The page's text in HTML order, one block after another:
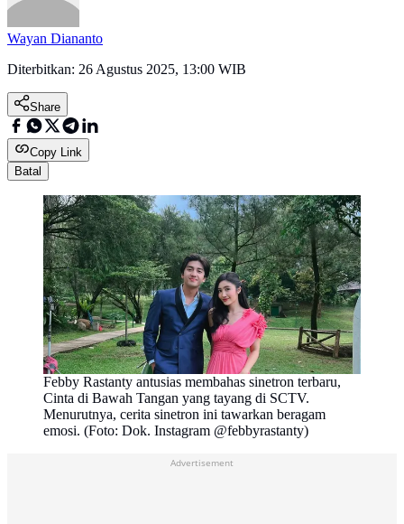
Wayan Diananto
Diterbitkan: 26 Agustus 2025, 13:00 WIB
Share
Copy Link
Batal
Febby Rastanty antusias membahas sinetron terbaru,
Cinta di Bawah Tangan yang tayang di SCTV.
Menurutnya, cerita sinetron ini tawarkan beragam
emosi. (Foto: Dok. Instagram @febbyrastanty)
Advertisement